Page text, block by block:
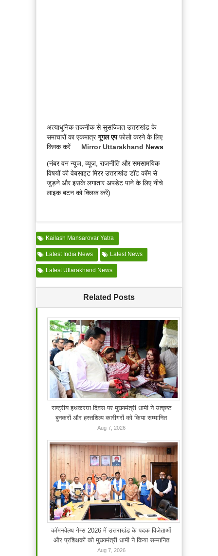
अत्याधुनिक तकनीक से सुसज्जित उत्तराखंड के
समाचारों का एकमात्रगूगल एपफोलो करने के लिए
क्लिक करें…. Mirror Uttarakhand News
(नंबर वन न्यूज, व्यूज, राजनीति और समसामयिक
विषयों की वेबसाइट मिरर उत्तराखंड डॉट कॉम से
जुड़ने और इसके लगातार अपडेट पाने के लिए नीचे
लाइक बटन को क्लिक करें)
Kailash Mansarovar Yatra
Latest India News Latest News
Latest Uttarakhand News
Related Posts
राष्ट्रीय हथकरघा दिवस पर मुख्यमंत्री धामी ने उत्कृष्ट
बुनकरों और हस्तशिल्प कारीगरों को किया सम्मानित
Aug 7, 2026
कॉमनवेल्थ गेम्स 2026 में उत्तराखंड के पदक विजेताओं
और प्रशिक्षकों को मुख्यमंत्री धामी ने किया सम्मानित
Aug 7, 2026